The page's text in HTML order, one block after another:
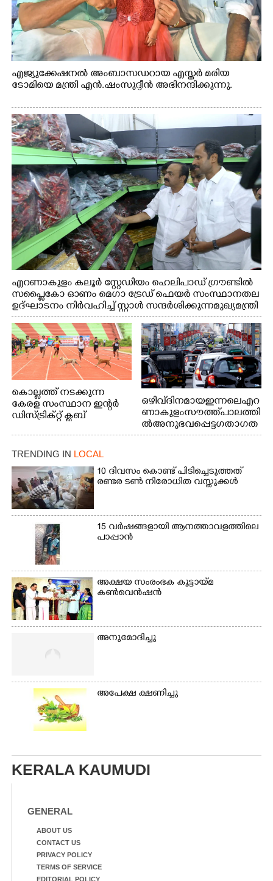
എജ്യുക്കേഷനൽ അംബാസഡറായ എസ്തർ മരിയ
ടോമിയെ മന്ത്രി എൻ.ഷംസുദ്ദീൻ അഭിനന്ദിക്കുന്നു.
എറണാകുളം കലൂർ സ്റ്റേഡിയം ഹെലിപാഡ് ഗ്രൗണ്ടിൽ
സപ്ളൈകോ ഓണം മെഗാ ട്രേഡ് ഫെയർ സംസ്ഥാനതല
ഉദ്ഘാടനം നിർവഹിച്ച് സ്റ്റാൾ സന്ദർശിക്കുന്ന മുഖ്യമന്ത്രി
വി.ഡി. സതീശൻ. മന്ത്രി അനൂപ് ജേക്കബ് സമീപം
കൊല്ലത്ത് നടക്കുന്ന
കേരള സംസ്ഥാന ഇന്റർ
ഡിസ്ട്രിക്റ്റ് ക്ലബ്
ചാമ്പ്യൻഷിപ്പിൽ അണ്ടർ
20 ആൺകുട്ടികളുടെ 200
മത്സരത്തിനിടെ സിന്തറ്റിക്
ട്രാക്കിന് കുറുകെ ഓടുന്ന
നായകൾ.
ഒഴിവ് ദിനമായ ഇന്നലെ എറ
ണാകുളം സൗത്ത് പാലത്തി
ൽ അനുഭവപ്പെട്ട ഗതാഗത
ക്കുരുക്ക്
TRENDING IN LOCAL
10 ദിവസം കൊണ്ട് പിടിച്ചെടുത്തത്
രണ്ടര ടൺ നിരോധിത വസ്തുക്കൾ
15 വർഷങ്ങളായി ആനത്താവളത്തിലെ
പാപ്പാൻ
അക്ഷയ സംരംഭക കൂട്ടായ്മ
കൺവെൻഷൻ
അനുമോദിച്ചു
അപേക്ഷ ക്ഷണിച്ചു
KERALA KAUMUDI
GENERAL
ABOUT US
CONTACT US
PRIVACY POLICY
TERMS OF SERVICE
EDITORIAL POLICY